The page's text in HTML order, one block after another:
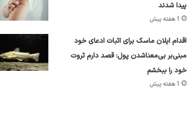
پیدا شدند
1 هفته پیش
اقدام ایلان ماسک برای اثبات ادعای خود
مبنی‌بر بی‌معناشدن پول: قصد دارم ثروت
خود را ببخشم
1 هفته پیش